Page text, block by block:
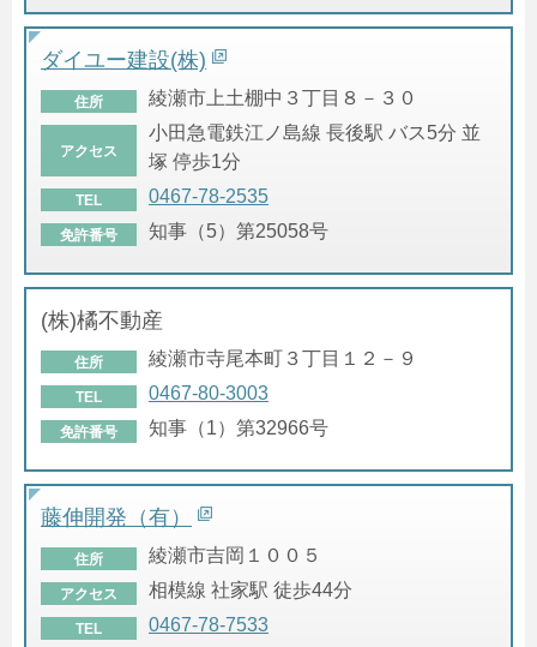
ダイユー建設(株)
住所 綾瀬市上土棚中３丁目８－３０
アクセス
小田急電鉄江ノ島線 長後駅 バス5分 並
塚 停歩1分
TEL 0467-78-2535
免許番号 知事（5）第25058号
(株)橘不動産
住所 綾瀬市寺尾本町３丁目１２－９
TEL 0467-80-3003
免許番号 知事（1）第32966号
藤伸開発（有）
住所 綾瀬市吉岡１００５
アクセス 相模線 社家駅 徒歩44分
TEL 0467-78-7533